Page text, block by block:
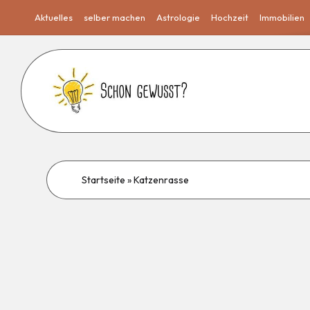
Aktuelles selber machen Astrologie Hochzeit Immobilien
Startseite »Katzenrasse